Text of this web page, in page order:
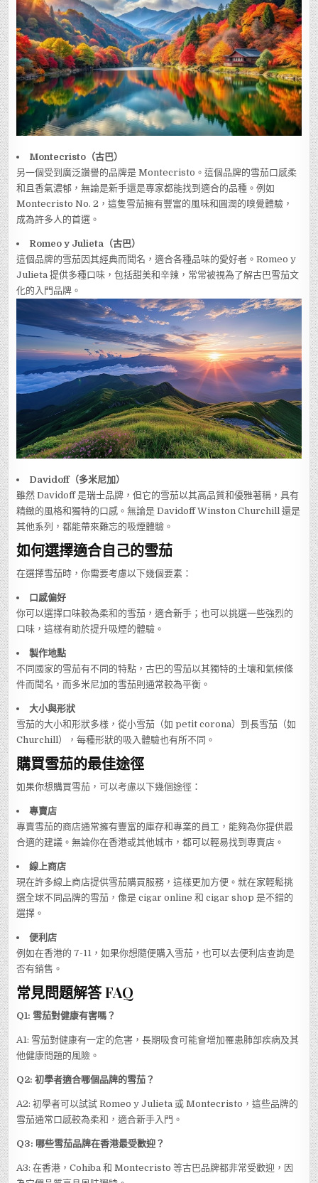
Montecristo（古巴）
另一個受到廣泛讚譽的品牌是 Montecristo。這個品牌的雪茄口感柔
和且香氣濃郁，無論是新手還是專家都能找到適合的品種。例如
Montecristo No. 2，這隻雪茄擁有豐富的風味和圓潤的嗅覺體驗，
成為許多人的首選。
Romeo y Julieta（古巴）
這個品牌的雪茄因其經典而聞名，適合各種品味的愛好者。Romeo y
Julieta 提供多種口味，包括甜美和辛辣，常常被視為了解古巴雪茄文
化的入門品牌。
Davidoff（多米尼加）
雖然 Davidoff 是瑞士品牌，但它的雪茄以其高品質和優雅著稱，具有
精緻的風格和獨特的口感。無論是 Davidoff Winston Churchill 還是
其他系列，都能帶來難忘的吸煙體驗。
如何選擇適合自己的雪茄
在選擇雪茄時，你需要考慮以下幾個要素：
口感偏好
你可以選擇口味較為柔和的雪茄，適合新手；也可以挑選一些強烈的
口味，這樣有助於提升吸煙的體驗。
製作地點
不同國家的雪茄有不同的特點，古巴的雪茄以其獨特的土壤和氣候條
件而聞名，而多米尼加的雪茄則通常較為平衡。
大小與形狀
雪茄的大小和形狀多樣，從小雪茄（如 petit corona）到長雪茄（如
Churchill），每種形狀的吸入體驗也有所不同。
購買雪茄的最佳途徑
如果你想購買雪茄，可以考慮以下幾個途徑：
專賣店
專賣雪茄的商店通常擁有豐富的庫存和專業的員工，能夠為你提供最
合適的建議。無論你在香港或其他城市，都可以輕易找到專賣店。
線上商店
現在許多線上商店提供雪茄購買服務，這樣更加方便。就在家輕鬆挑
選全球不同品牌的雪茄，像是 cigar online 和 cigar shop 是不錯的
選擇。
便利店
例如在香港的 7-11，如果你想隨便購入雪茄，也可以去便利店查詢是
否有銷售。
常見問題解答 FAQ
Q1: 雪茄對健康有害嗎？
A1: 雪茄對健康有一定的危害，長期吸食可能會增加罹患肺部疾病及其
他健康問題的風險。
Q2: 初學者適合哪個品牌的雪茄？
A2: 初學者可以試試 Romeo y Julieta 或 Montecristo，這些品牌的
雪茄通常口感較為柔和，適合新手入門。
Q3: 哪些雪茄品牌在香港最受歡迎？
A3: 在香港，Cohiba 和 Montecristo 等古巴品牌都非常受歡迎，因